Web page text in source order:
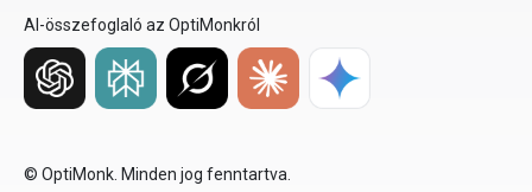
AI-összefoglaló az OptiMonkról
© OptiMonk. Minden jog fenntartva.